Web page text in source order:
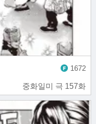
중화일미 극 157화
1672